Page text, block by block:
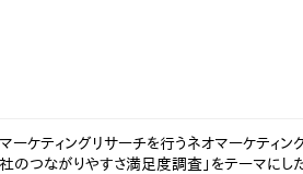
マーケティングリサーチを行うネオマーケテ
社のつながりやすさ満足度調査」をテーマにし